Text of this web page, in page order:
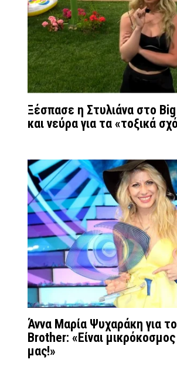
Ξέσπασε η Στυλιάνα στο
και νεύρα για τα «τοξικά
Άννα Μαρία Ψυχαράκη για
Brother: «Είναι
μας!»